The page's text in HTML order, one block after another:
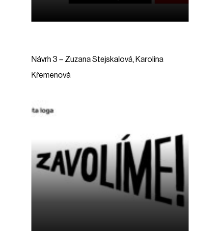
Návrh 3 – ZuzanaStejskalová, Karolína
Křemenová